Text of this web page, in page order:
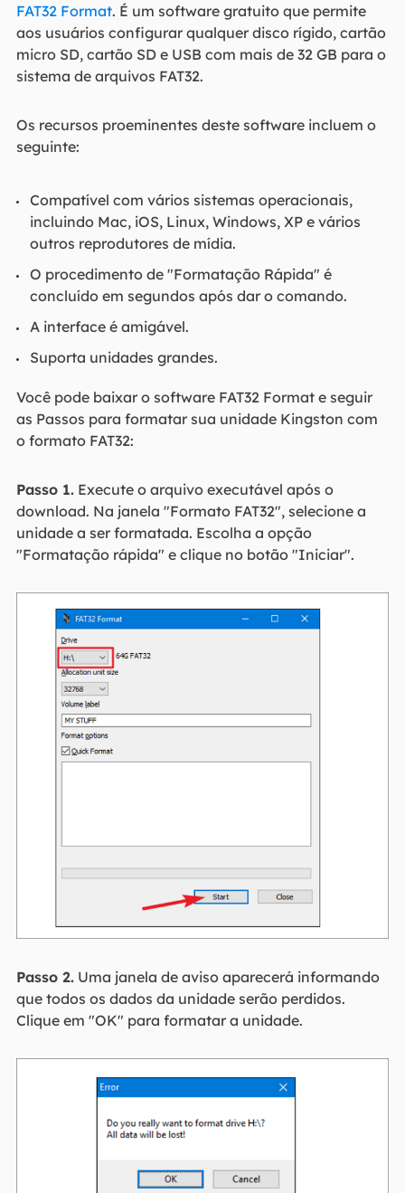
FAT32 Format. É um software gratuito que permite
aos usuários configurar qualquer disco rígido, cartão
micro SD, cartão SD e USB com mais de 32 GB para o
sistema de arquivos FAT32.
Os recursos proeminentes deste software incluem o
seguinte:
Compatível com vários sistemas operacionais,
incluindo Mac, iOS, Linux, Windows, XP e vários
outros reprodutores de mídia.
O procedimento de "Formatação Rápida" é
concluído em segundos após dar o comando.
A interface é amigável.
Suporta unidades grandes.
Você pode baixar o software FAT32 Format e seguir
as Passos para formatar sua unidade Kingston com
o formato FAT32:
Passo 1.Execute o arquivo executável após o
download. Na janela "Formato FAT32", selecione a
unidade a ser formatada. Escolha a opção
"Formatação rápida" e clique no botão "Iniciar".
Passo 2.Uma janela de aviso aparecerá informando
que todos os dados da unidade serão perdidos.
Clique em "OK" para formatar a unidade.